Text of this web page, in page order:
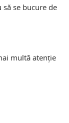
se bucure de
multă atenție